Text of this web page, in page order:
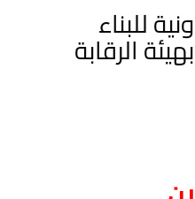
للبناء
الرقابة